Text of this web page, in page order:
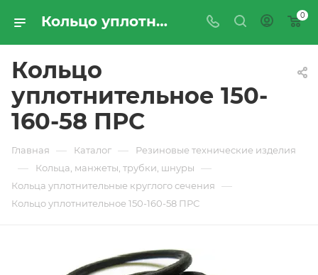
Кольцо уплотнительное 150-160-58 ПРС - купить по цене производителя с доставкой по Москве и России | ПРОМРЕСУРССЕРВИС 0
Кольцо
уплотнительное 150-
160-58 ПРС
Главная — Каталог — Резиновые технические изделия
— Кольца, манжеты, трубки, шнуры —
Кольца уплотнительные круглого сечения —
Кольцо уплотнительное 150-160-58 ПРС